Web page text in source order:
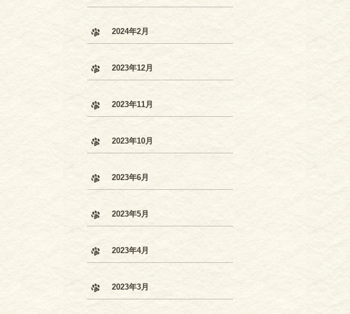
2024年2月
2023年12月
2023年11月
2023年10月
2023年6月
2023年5月
2023年4月
2023年3月